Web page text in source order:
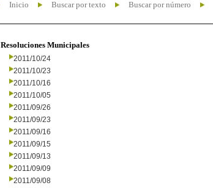
Inicio Buscar por texto Buscar por número
Resoluciones Municipales
2011/10/24
2011/10/23
2011/10/16
2011/10/05
2011/09/26
2011/09/23
2011/09/16
2011/09/15
2011/09/13
2011/09/09
2011/09/08